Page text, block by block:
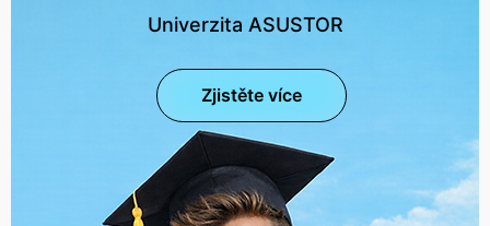
Univerzita ASUSTOR
Zjistěte více